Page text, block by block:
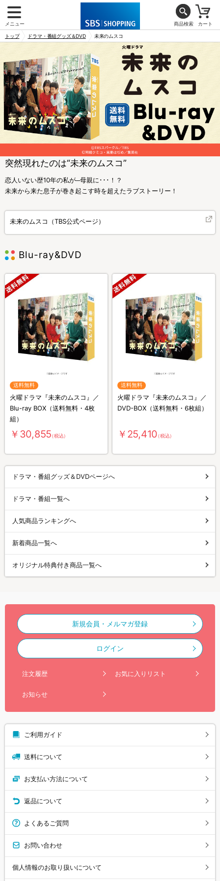
メニュー 商品検索 カート
トップ ドラマ・番組グッズ＆DVD 未来のムスコ
突然現れたのは“未来のムスコ”
恋人いない歴10年の私が─母親に･･･！？
未来から来た息子が巻き起こす時を超えたラブストーリー！
未来のムスコ（TBS公式ページ）
Blu-ray&DVD
送料無料
火曜ドラマ『未来のムスコ』／
Blu-ray BOX（送料無料・4枚
組）
￥30,855（税込）
送料無料
火曜ドラマ『未来のムスコ』／
DVD-BOX（送料無料・6枚組）
￥25,410（税込）
ドラマ・番組グッズ＆DVDページへ
ドラマ・番組一覧へ
人気商品ランキングへ
新着商品一覧へ
オリジナル特典付き商品一覧へ
新規会員・メルマガ登録
ログイン
注文履歴 お気に入りリスト
お知らせ
ご利用ガイド
送料について
お支払い方法について
返品について
よくあるご質問
お問い合わせ
個人情報のお取り扱いについて